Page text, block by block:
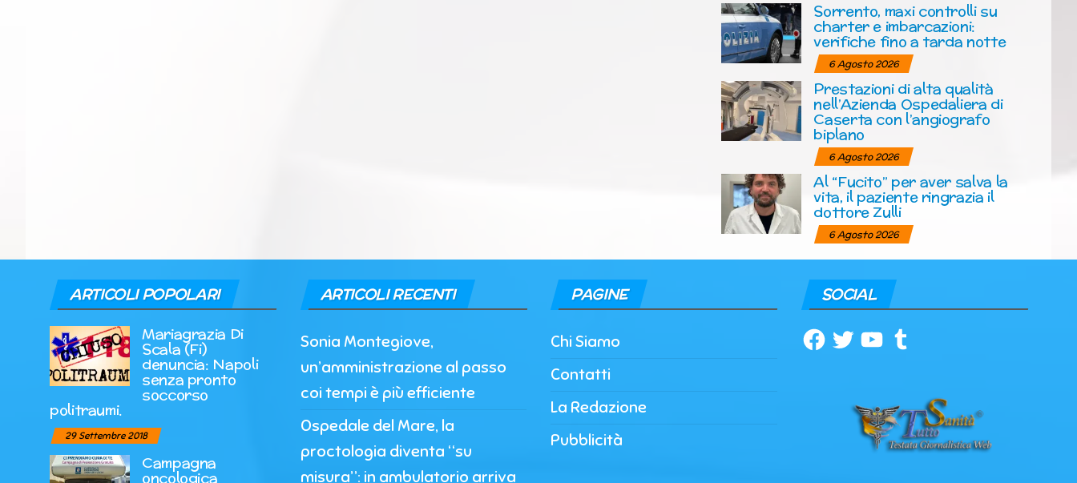
Sorrento, maxi controlli su
charter e imbarcazioni:
verifiche fino a tarda notte
6 Agosto 2026
Prestazioni di alta qualità
nell’Azienda Ospedaliera di
Caserta con l’angiografo
biplano
6 Agosto 2026
Al “Fucito” per aver salva la
vita, il paziente ringrazia il
dottore Zulli
6 Agosto 2026
ARTICOLI POPOLARI
Mariagrazia Di
Scala (Fi)
denuncia: Napoli
senza pronto
soccorso
politraumi.
29 Settembre 2018
Campagna
oncologica
ARTICOLI RECENTI
Sonia Montegiove,
un’amministrazione al passo
coi tempi è più efficiente
Ospedale del Mare, la
proctologia diventa “su
misura”: in ambulatorio arriva
PAGINE
Chi Siamo
Contatti
La Redazione
Pubblicità
SOCIAL
Facebook
TwitterYouTubeTumblr